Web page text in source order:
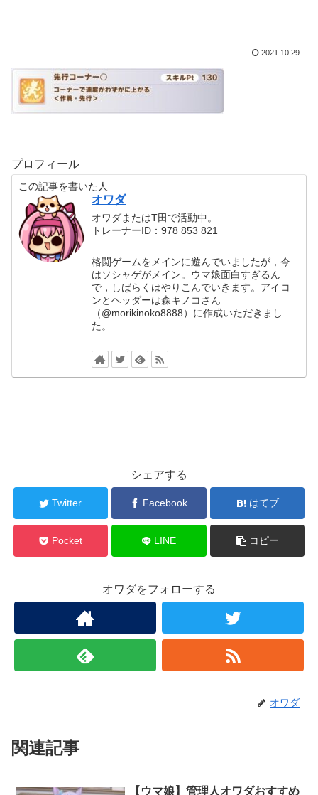
2021.10.29
プロフィール
この記事を書いた人
オワダ
オワダまたはT田で活動中。
トレーナーID：978 853 821
格闘ゲームをメインに遊んでいましたが，今
はソシャゲがメイン。ウマ娘面白すぎるん
で，しばらくはやりこんでいきます。アイコ
ンとヘッダーは森キノコさん
（@morikinoko8888）に作成いただきまし
た。
シェアする
Twitter Facebook はてブ
Pocket LINE コピー
オワダをフォローする
オワダ
関連記事
【ウマ娘】管理人オワダおすすめ